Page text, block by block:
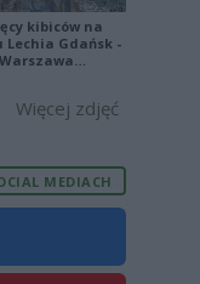
kibiców na
Lechia Gdańsk -
Więcej zdjęć
MEDIACH